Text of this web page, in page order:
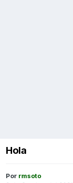
Hola
Por rmsoto